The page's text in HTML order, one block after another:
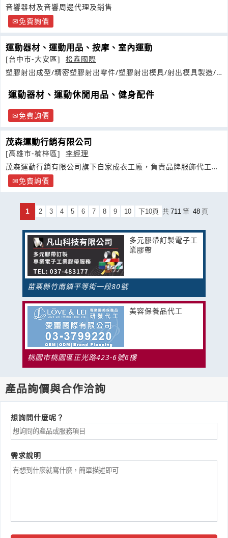
音響器材及音響周邊代理及銷售
免費詢價
運動器材、運動用品、按摩、室內運動
[台中市-大安區]
松鑫國際
塑膠射出成型/精密塑膠射出零件/塑膠射出模具/射出模具製造/
運動器材、運動休閒用品、健身配件
免費詢價
茂森運動行銷有限公司
[高雄市-楠梓區]
李經理
茂森運動行銷有限公司旗下自家成衣工廠，負責品牌服飾代工及
設計製作
免費詢價
1 2 3 4 5 6 7 8 9 10 下10頁 共 711 筆 48 頁
多元膠帶訂製電子工
業膠帶
苗栗縣竹南鎮平等街一段80號
美容保養品代工
桃園市桃園區正光路423-6號6樓
產品詢價與合作洽詢
想詢問什麼呢？
需求說明